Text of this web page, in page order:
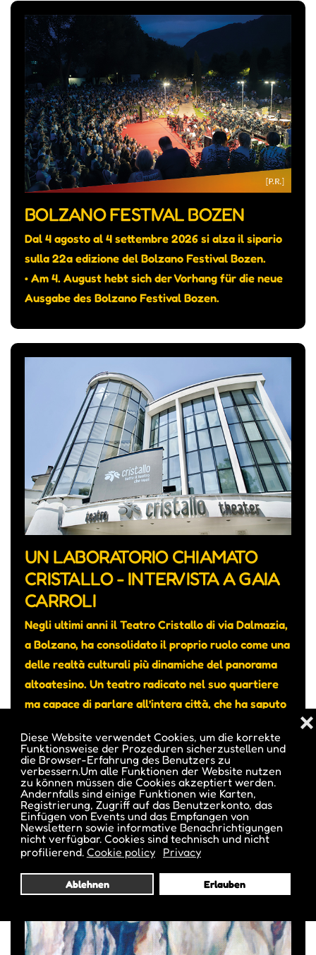
Diese Website verwendet Cookies, um die korrekte
Funktionsweise der Prozeduren sicherzustellen und
die Browser-Erfahrung des Benutzers zu
verbessern.Um alle Funktionen der Website nutzen
zu können müssen die Cookies akzeptiert werden.
Andernfalls sind einige Funktionen wie Karten,
Registrierung, Zugriff auf das Benutzerkonto, das
Einfügen von Events und das Empfangen von
Newslettern sowie informative Benachrichtigungen
nicht verfügbar. Cookies sind technisch und nicht
profilierend. Cookie policy Privacy
Ablehnen Erlauben
❌
BOLZANO FESTIVAL BOZEN
Dal 4 agosto al 4 settembre 2026 si alza il sipario
sulla 22a edizione del Bolzano Festival Bozen.
• Am 4. August hebt sich der Vorhang für die neue
Ausgabe des Bolzano Festival Bozen.
UN LABORATORIO CHIAMATO
CRISTALLO - INTERVISTA A GAIA
CARROLI
Negli ultimi anni il Teatro Cristallo di via Dalmazia,
a Bolzano, ha consolidato il proprio ruolo come una
delle realtà culturali più dinamiche del panorama
altoatesino. Un teatro radicato nel suo quartiere
ma capace di parlare all’intera città, che ha saputo
artistiche, progettualità sociale e attenzione alle
nuove generazioni.